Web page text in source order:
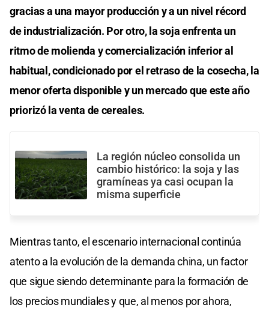
gracias a una mayor producción y a un nivel récord
de industrialización. Por otro, la soja enfrenta un
ritmo de molienda y comercialización inferior al
habitual, condicionado por el retraso de la cosecha, la
menor oferta disponible y un mercado que este año
priorizó la venta de cereales.
La región núcleo consolida un
cambio histórico: la soja y las
gramíneas ya casi ocupan la
misma superficie
Mientras tanto, el escenario internacional continúa
atento a la evolución de la demanda china, un factor
que sigue siendo determinante para la formación de
los precios mundiales y que, al menos por ahora,